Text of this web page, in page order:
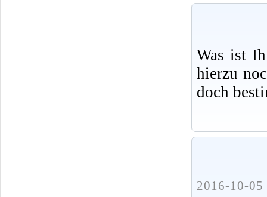
Was ist
hierzu
doch
2016-10-05